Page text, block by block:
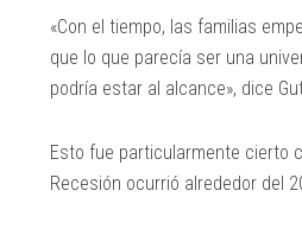
«Con el tiempo, las familias
que lo que parecía ser una
podría estar al alcance», dice
Esto fue particularmente cierto
Recesión ocurrió alrededor del